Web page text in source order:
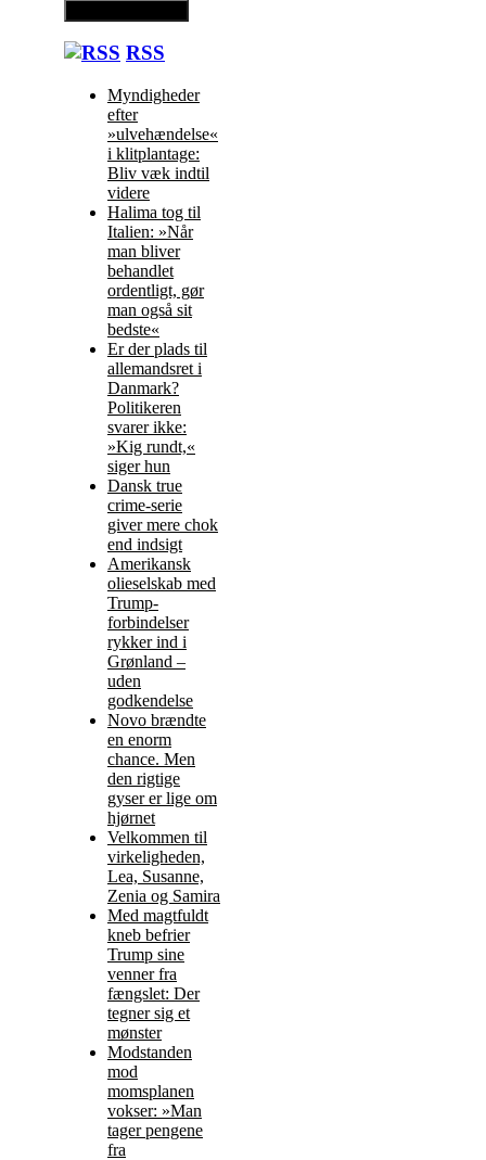
RSS
Myndigheder
efter
»ulvehændelse«
i klitplantage:
Bliv væk indtil
videre
Halima tog til
Italien: »Når
man bliver
behandlet
ordentligt, gør
man også sit
bedste«
Er der plads til
allemandsret i
Danmark?
Politikeren
svarer ikke:
»Kig rundt,«
siger hun
Dansk true
crime-serie
giver mere chok
end indsigt
Amerikansk
olieselskab med
Trump-
forbindelser
rykker ind i
Grønland –
uden
godkendelse
Novo brændte
en enorm
chance. Men
den rigtige
gyser er lige om
hjørnet
Velkommen til
virkeligheden,
Lea, Susanne,
Zenia og Samira
Med magtfuldt
kneb befrier
Trump sine
venner fra
fængslet: Der
tegner sig et
mønster
Modstanden
mod
momsplanen
vokser: »Man
tager pengene
fra